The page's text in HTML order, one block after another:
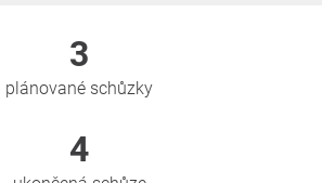
3
plánované schůzky
4